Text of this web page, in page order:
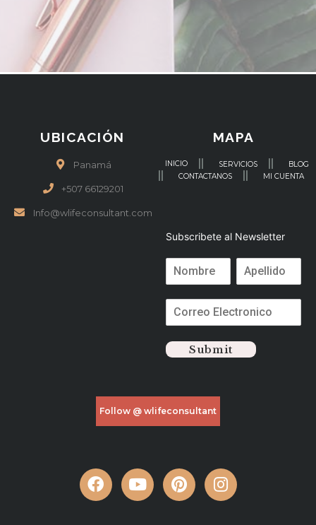
UBICACIÓN
Panamá
+507 66129201
Info@wlifeconsultant.com
MAPA
INICIO SERVICIOS
BLOG
CONTACTANOS
MI CUENTA
Subscribete al Newsletter
Submit
Follow @ wlifeconsultant